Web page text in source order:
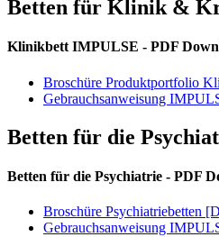
Betten für Klinik &
Klinikbett IMPULSE - PDF
Broschüre Produktportfolio
Gebrauchsanweisung
Betten für die
Betten für die Psychiatrie - PDF
Broschüre Psychiatriebetten
Gebrauchsanweisung